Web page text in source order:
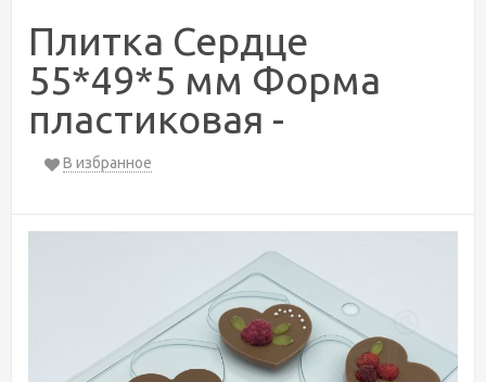
Плитка Сердце
55*49*5 мм Форма
пластиковая -
В избранное